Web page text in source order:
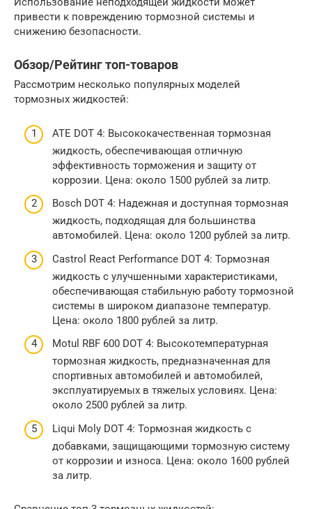
привести к повреждению тормозной системы и
снижению безопасности.
Обзор/Рейтинг топ-товаров
Рассмотрим несколько популярных моделей
тормозных жидкостей:
ATE DOT 4: Высококачественная тормозная
жидкость, обеспечивающая отличную
эффективность торможения и защиту от
коррозии. Цена: около 1500 рублей за литр.
Bosch DOT 4: Надежная и доступная тормозная
жидкость, подходящая для большинства
автомобилей. Цена: около 1200 рублей за литр.
Castrol React Performance DOT 4: Тормозная
жидкость с улучшенными характеристиками,
обеспечивающая стабильную работу тормозной
системы в широком диапазоне температур.
Цена: около 1800 рублей за литр.
Motul RBF 600 DOT 4: Высокотемпературная
тормозная жидкость, предназначенная для
спортивных автомобилей и автомобилей,
эксплуатируемых в тяжелых условиях. Цена:
около 2500 рублей за литр.
Liqui Moly DOT 4: Тормозная жидкость с
добавками, защищающими тормозную систему
от коррозии и износа. Цена: около 1600 рублей
за литр.